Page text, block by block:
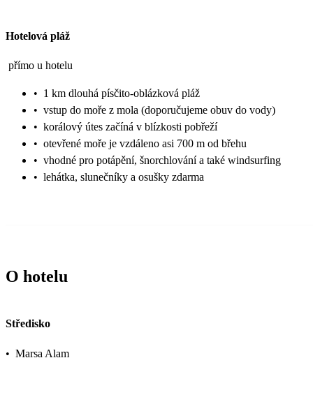
Hotelová pláž
přímo u hotelu
• 1 km dlouhá písčito-oblázková pláž
• vstup do moře z mola (doporučujeme obuv do vody)
• korálový útes začíná v blízkosti pobřeží
• otevřené moře je vzdáleno asi 700 m od břehu
• vhodné pro potápění, šnorchlování a také windsurfing
• lehátka, slunečníky a osušky zdarma
O hotelu
Středisko
• Marsa Alam